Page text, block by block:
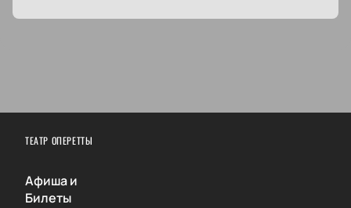
ТЕАТР ОПЕРЕТТЫ
Афиша и
Билеты